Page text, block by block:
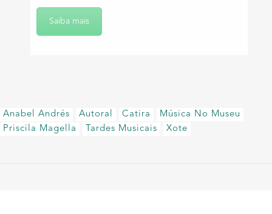
Saiba mais
Anabel Andrés Autoral Catira
Música No Museu
Priscila Magella
Tardes Musicais Xote